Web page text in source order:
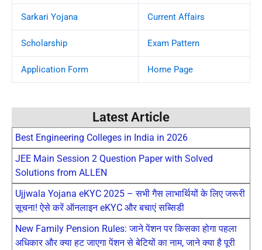
Sarkari Yojana Current Affairs
Scholarship Exam Pattern
Application Form Home Page
Latest Article
Best Engineering Colleges in India in 2026
JEE Main Session 2 Question Paper with Solved
Solutions from ALLEN
Ujjwala Yojana eKYC 2025 – सभी गैस लाभार्थियों के लिए जरूरी
सूचना! ऐसे करें ऑनलाइन eKYC और बचाएं सब्सिडी
New Family Pension Rules: जाने पेंशन पर किसका होगा पहला
अधिकार और क्या हट जाएगा पेंशन से बेटियों का नाम, जाने क्या है पूरी